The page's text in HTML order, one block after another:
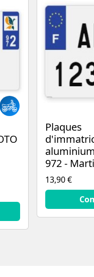
Plaques
972 -
13,90 €
13.9